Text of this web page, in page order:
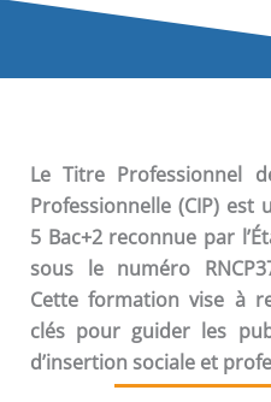
Le Titre Professionnel
Professionnelle (CIP) est
5 Bac+2 reconnue par
sous le numéro
Cette formation vise à
clés pour guider les
d’insertion sociale et